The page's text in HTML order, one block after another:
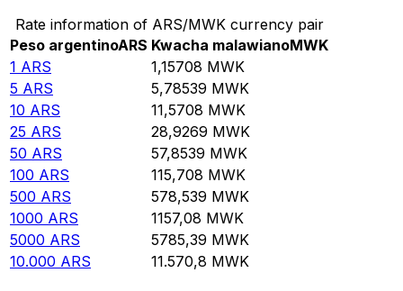
Rate information of ARS/MWK currency pair
Peso argentinoARS Kwacha malawianoMWK
1 ARS 1,15708 MWK
5 ARS 5,78539 MWK
10 ARS 11,5708 MWK
25 ARS 28,9269 MWK
50 ARS 57,8539 MWK
100 ARS 115,708 MWK
500 ARS 578,539 MWK
1000 ARS 1157,08 MWK
5000 ARS 5785,39 MWK
10.000 ARS 11.570,8 MWK